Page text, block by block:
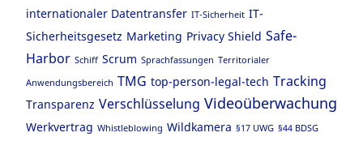
internationaler Datentransfer IT-Sicherheit IT-
Sicherheitsgesetz Marketing Privacy Shield Safe-
Harbor Schiff Scrum Sprachfassungen Territorialer
Anwendungsbereich TMG top-person-legal-tech Tracking
Transparenz Verschlüsselung Videoüberwachung
Werkvertrag Whistleblowing Wildkamera §17 UWG §44 BDSG